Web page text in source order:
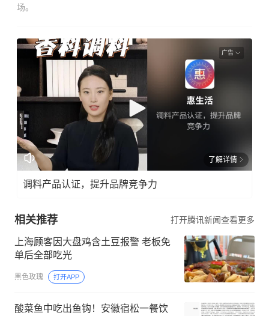
场。
广告
了解详情
调料产品认证，提升品牌竞争力
相关推荐 打开腾讯新闻查看更多
上海顾客因大盘鸡含土豆报警 老板免
单后全部吃光
黑色玫瑰 打开APP
酸菜鱼中吃出鱼钩！安徽宿松一餐饮